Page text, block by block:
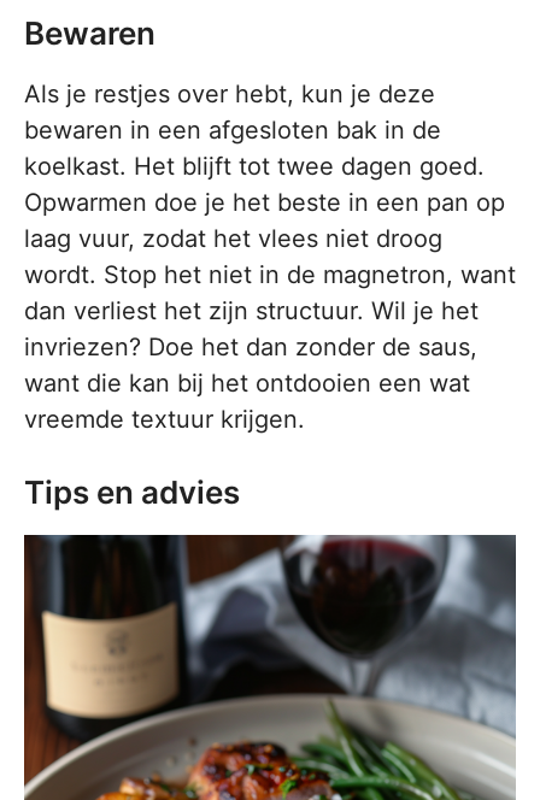
Bewaren
Als je restjes over hebt, kun je deze
bewaren in een afgesloten bak in de
koelkast. Het blijft tot twee dagen goed.
Opwarmen doe je het beste in een pan op
laag vuur, zodat het vlees niet droog
wordt. Stop het niet in de magnetron, want
dan verliest het zijn structuur. Wil je het
invriezen? Doe het dan zonder de saus,
want die kan bij het ontdooien een wat
vreemde textuur krijgen.
Tips en advies